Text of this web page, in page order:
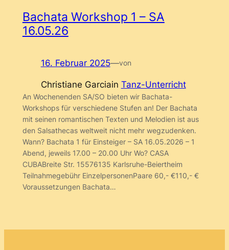
Bachata Workshop 1 – SA
16.05.26
16. Februar 2025—von
Christiane Garciain Tanz-Unterricht
An Wochenenden SA/SO bieten wir Bachata-
Workshops für verschiedene Stufen an! Der Bachata
mit seinen romantischen Texten und Melodien ist aus
den Salsathecas weltweit nicht mehr wegzudenken.
Wann? Bachata 1 für Einsteiger – SA 16.05.2026 – 1
Abend, jeweils 17.00 – 20.00 Uhr Wo? CASA
CUBABreite Str. 15576135 Karlsruhe-Beiertheim
Teilnahmegebühr EinzelpersonenPaare 60,- €110,- €
Voraussetzungen Bachata…